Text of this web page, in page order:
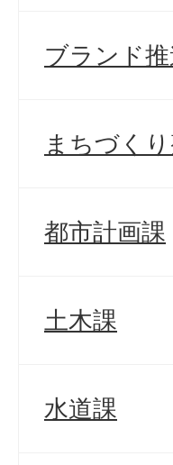
ブランド
まちづく
都市計画課
土木課
水道課